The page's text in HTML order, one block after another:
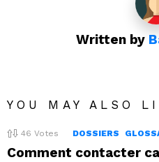
Written by
YOU MAY ALSO
46 Votes DOSSIERS
Comment contacter